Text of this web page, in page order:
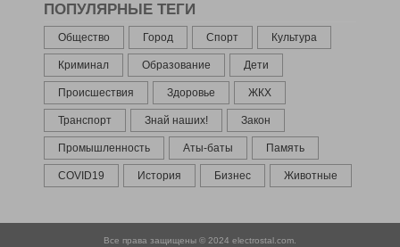
ПОПУЛЯРНЫЕ ТЕГИ
Общество Город Спорт Культура
Криминал Образование Дети
Происшествия Здоровье ЖКХ
Транспорт Знай наших! Закон
Промышленность Аты-баты Память
COVID19 История Бизнес Животные
Все права защищены © 2024 electrostal.com.